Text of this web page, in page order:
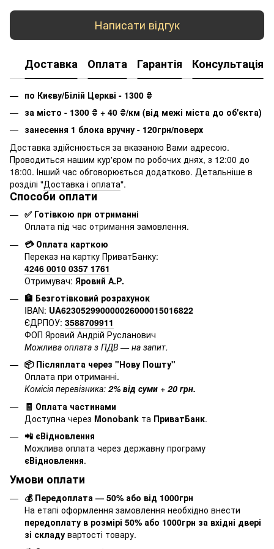
Написати відгук
Доставка Оплата Гарантія Консультація
по Києву/Білій Церкві - 1300 ₴
за місто - 1300 ₴ + 40 ₴/км (від межі міста до об'єкта)
занесення 1 блока вручну - 120грн/поверх
Доставка здійснюється за вказаною Вами адресою.
Проводиться нашим кур'єром по робочих днях, з 12:00 до
18:00. Інший час обговорюється додатково. Детальніше в
розділі "Доставка і оплата".
Способи оплати
✅ Готівкою при отриманні
Оплата під час отримання замовлення.
💳 Оплата карткою
Переказ на картку ПриватБанку:
4246 0010 0357 1761
Отримувач: Яровий А.Р.
🏦 Безготівковий розрахунок
IBAN: UA623052990000026000015016822
ЄДРПОУ: 3588709911
ФОП Яровий Андрій Русланович
Можлива оплата з ПДВ — на запит.
📦 Післяплата через "Нову Пошту"
Оплата при отриманні.
Комісія перевізника: 2% від суми + 20 грн.
🧾 Оплата частинами
Доступна через Monobank та ПриватБанк.
📲 єВідновлення
Можлива оплата через державну програму
єВідновлення.
Умови оплати
💰 Передоплата — 50% або від 1000грн
На етапі оформлення замовлення необхідно внести
передоплату в розмірі 50% або 1000грн за вхідні двері
зі складу вартості товару.